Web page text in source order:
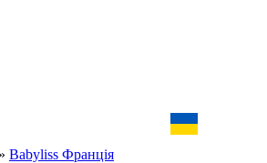
» Babyliss Франція